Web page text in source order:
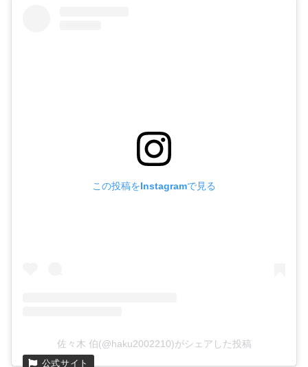
この投稿をInstagramで見る
佐々木 伯(@haku2002210)がシェアした投稿